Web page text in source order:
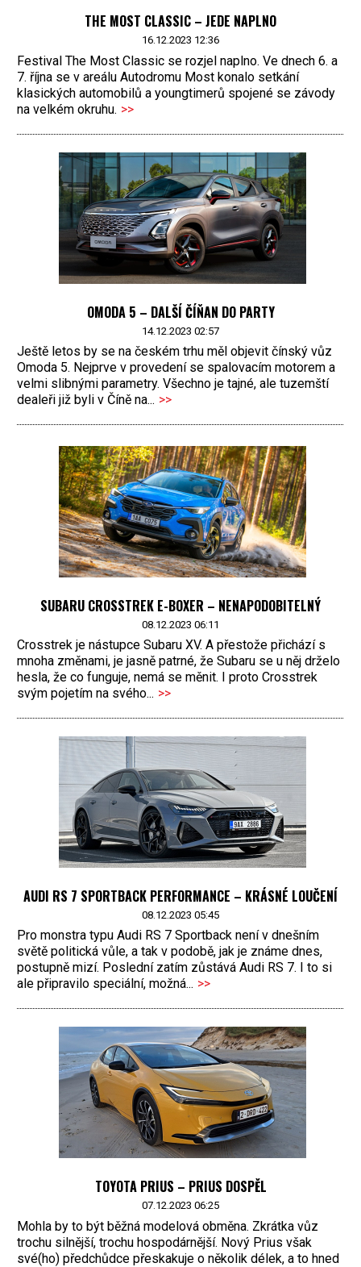
THE MOST CLASSIC – JEDE NAPLNO
16.12.2023 12:36
Festival The Most Classic se rozjel naplno. Ve dnech 6. a
7. října se v areálu Autodromu Most konalo setkání
klasických automobilů a youngtimerů spojené se závody
na velkém okruhu. >>
OMODA 5 – DALŠÍ ČÍŇAN DO PARTY
14.12.2023 02:57
Ještě letos by se na českém trhu měl objevit čínský vůz
Omoda 5. Nejprve v provedení se spalovacím motorem a
velmi slibnými parametry. Všechno je tajné, ale tuzemští
dealeři již byli v Číně na... >>
SUBARU CROSSTREK E-BOXER – NENAPODOBITELNÝ
08.12.2023 06:11
Crosstrek je nástupce Subaru XV. A přestože přichází s
mnoha změnami, je jasně patrné, že Subaru se u něj drželo
hesla, že co funguje, nemá se měnit. I proto Crosstrek
svým pojetím na svého... >>
AUDI RS 7 SPORTBACK PERFORMANCE – KRÁSNÉ LOUČENÍ
08.12.2023 05:45
Pro monstra typu Audi RS 7 Sportback není v dnešním
světě politická vůle, a tak v podobě, jak je známe dnes,
postupně mizí. Poslední zatím zůstává Audi RS 7. I to si
ale připravilo speciální, možná... >>
TOYOTA PRIUS – PRIUS DOSPĚL
07.12.2023 06:25
Mohla by to být běžná modelová obměna. Zkrátka vůz
trochu silnější, trochu hospodárnější. Nový Prius však
své(ho) předchůdce přeskakuje o několik délek, a to hned